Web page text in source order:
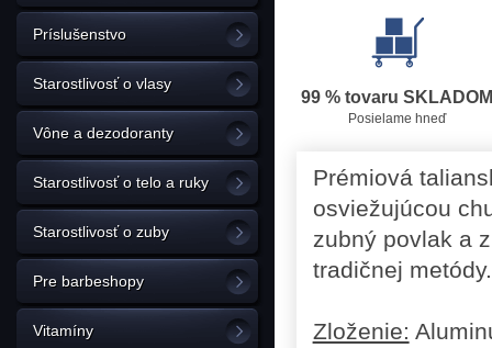
Príslušenstvo
Starostlivosť o vlasy
Vône a dezodoranty
Starostlivosť o telo a ruky
Starostlivosť o zuby
Pre barbeshopy
Vitamíny
99 % tovaru SKLADOM
Posielame hneď
Prémiová
osviežujúcou
zubný povlak a
tradičnej
Zloženie: